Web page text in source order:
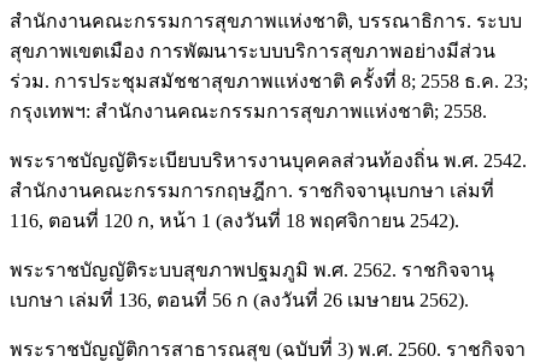
สำนักงานคณะกรรมการสุขภาพแห่งชาติ, บรรณาธิการ. ระบบ
สุขภาพเขตเมือง การพัฒนาระบบบริการสุขภาพอย่างมีส่วน
ร่วม. การประชุมสมัชชาสุขภาพแห่งชาติ ครั้งที่ 8; 2558 ธ.ค. 23;
กรุงเทพฯ: สำนักงานคณะกรรมการสุขภาพแห่งชาติ; 2558.
พระราชบัญญัติระเบียบบริหารงานบุคคลส่วนท้องถิ่น พ.ศ. 2542.
สำนักงานคณะกรรมการกฤษฎีกา. ราชกิจจานุเบกษา เล่มที่
116, ตอนที่ 120 ก, หน้า 1 (ลงวันที่ 18 พฤศจิกายน 2542).
พระราชบัญญัติระบบสุขภาพปฐมภูมิ พ.ศ. 2562. ราชกิจจานุ
เบกษา เล่มที่ 136, ตอนที่ 56 ก (ลงวันที่ 26 เมษายน 2562).
พระราชบัญญัติการสาธารณสุข (ฉบับที่ 3) พ.ศ. 2560. ราชกิจจา